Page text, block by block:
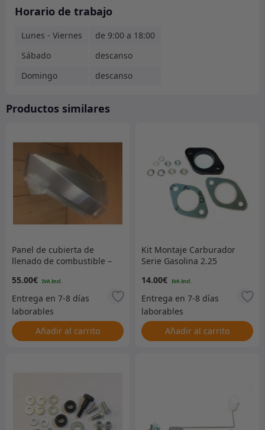
Horario de trabajo
Lunes - Viernes
de 9:00 a 18:00
Sábado
descanso
Domingo
descanso
Productos similares
Panel de cubierta de
llenado de combustible –
55.00€
Añadir al carrito
Kit Montaje Carburador
Serie Gasolina 2.25
14.00€
Añadir al carrito